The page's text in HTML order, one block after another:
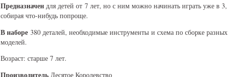
Предназначен для детей от 7 лет, но с ним можно начинать играть уже в 3,
собирая что-нибудь попроще.
В наборе 380 деталей, необходимые инструменты и схема по сборке разных
моделей.
Возраст: старше 7 лет.
Производитель Десятое Королевство